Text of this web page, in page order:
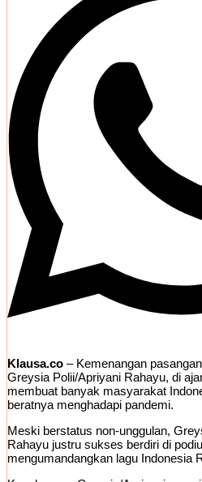
Klausa.co – Kemenangan
Greysia Polii/Apriyani Rahayu, di
membuat banyak masyarakat
beratnya menghadapi pandemi.
Meski berstatus non-unggulan,
Rahayu justru sukses berdiri di
mengumandangkan lagu Indonesia